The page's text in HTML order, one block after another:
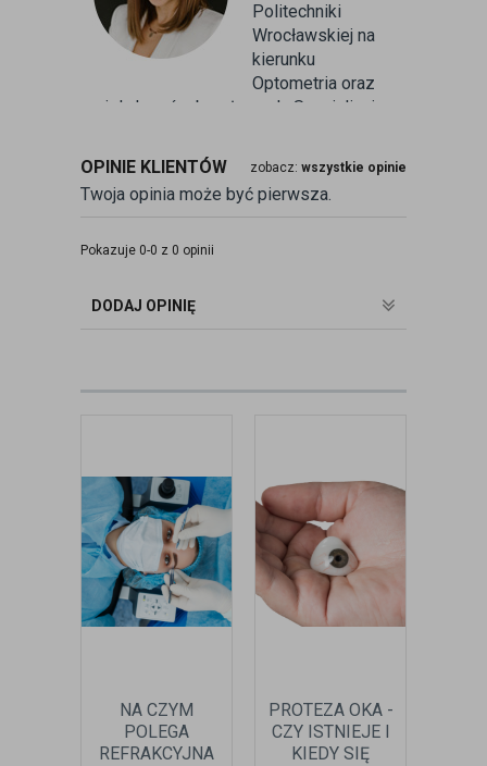
Politechniki
Wrocławskiej na
kierunku
Optometria oraz
wielu kursów branżowych. Specjalizuje
kontaktologii, czyli dobieraniu
soczewek kontaktowych miękkich. Od
ponad 10 lat pracuje w branży
optometrysta pracujący w gabinecie.
badania wad refrakcji, dobierając
OPINIE KLIENTÓW zobacz: wszystkie opinie
Twoja opinia może być pierwsza.
Pokazuje 0-0 z 0 opinii
DODAJ OPINIĘ
NA CZYM
POLEGA
REFRAKCYJNA
PROTEZA OKA -
CZY ISTNIEJE I
KIEDY SIĘ